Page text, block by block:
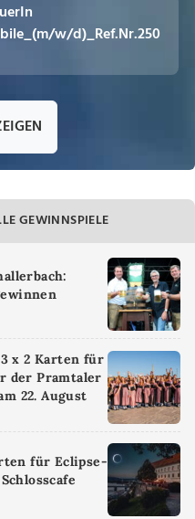
w/d)_Ref.Nr.250
GEWINNSPIELE
3 x 2 Karten für
der Pramtaler
22. August
für Eclipse-